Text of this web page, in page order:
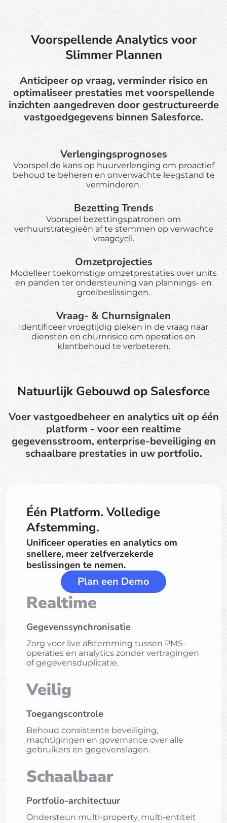
Voorspellende Analytics voor
Slimmer Plannen
Anticipeer op vraag, verminder risico en
optimaliseer prestaties met voorspellende
inzichten aangedreven door gestructureerde
vastgoedgegevens binnen Salesforce.
Verlengingsprognoses
Voorspel de kans op huurverlenging om proactief
behoud te beheren en onverwachte leegstand te
verminderen.
Bezetting Trends
Voorspel bezettingspatronen om
verhuurstrategieën af te stemmen op verwachte
vraagcycli.
Omzetprojecties
Modelleer toekomstige omzetprestaties over units
en panden ter ondersteuning van plannings- en
groeibeslissingen.
Vraag- & Churnsignalen
Identificeer vroegtijdig pieken in de vraag naar
diensten en churnrisico om operaties en
klantbehoud te verbeteren.
Natuurlijk Gebouwd op Salesforce
Voer vastgoedbeheer en analytics uit op één
platform - voor een realtime
gegevensstroom, enterprise-beveiliging en
schaalbare prestaties in uw portfolio.
Één Platform. Volledige
Afstemming.
Unificeer operaties en analytics om
snellere, meer zelfverzekerde
beslissingen te nemen.
Plan een Demo
Realtime
Gegevenssynchronisatie
Zorg voor live afstemming tussen PMS-
operaties en analytics zonder vertragingen
of gegevensduplicatie.
Veilig
Toegangscontrole
Behoud consistente beveiliging,
machtigingen en governance over alle
gebruikers en gegevenslagen.
Schaalbaar
Portfolio-architectuur
Ondersteun multi-property, multi-entiteit